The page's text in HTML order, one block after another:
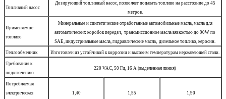
Топливный насос
Дозирующий топливный насос, позволяет подавать топливо на расстояние до 45
метров.
Применяемое
топливо
Минеральные и синтетические отработанные автомобильные масла, масла для
автоматических коробок передач, трансмиссионное масла вязкостью до 90W по
SAE, индустриальные масла, гидравлические масла, дизельное топливо, керосин.
Теплообменник Изготовлен из устойчивой к коррозии и высоким температурам нержавеющей стали.
Требования к
подключению
220 VAC, 50 Гц, 16 А (выделенная линия)
Потребляемая
электрическая
1,40 1,55 1,90